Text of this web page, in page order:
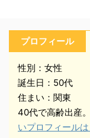
プロフィール
性別：女性
誕生日：50代
住まい：関東
40代で高齢出産
いプロフィール